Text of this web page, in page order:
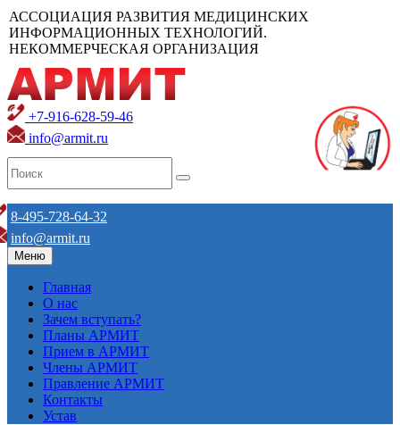
АССОЦИАЦИЯ РАЗВИТИЯ МЕДИЦИНСКИХ
ИНФОРМАЦИОННЫХ ТЕХНОЛОГИЙ.
НЕКОММЕРЧЕСКАЯ ОРГАНИЗАЦИЯ
+7-916-628-59-46
info@armit.ru
8-495-728-64-32
info@armit.ru
Меню
Главная
О нас
Зачем вступать?
Планы АРМИТ
Прием в АРМИТ
Члены АРМИТ
Правление АРМИТ
Контакты
Устав